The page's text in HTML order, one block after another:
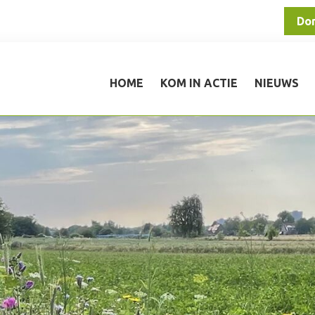
HOME KOM IN ACTIE NIEUWS